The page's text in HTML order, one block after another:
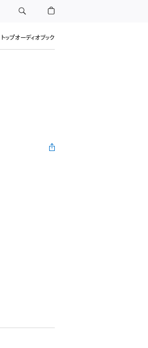
トップオーディオブック